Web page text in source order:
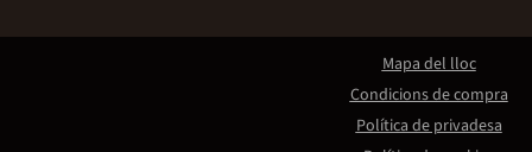
Mapa del lloc
Condicions de compra
Política de privadesa